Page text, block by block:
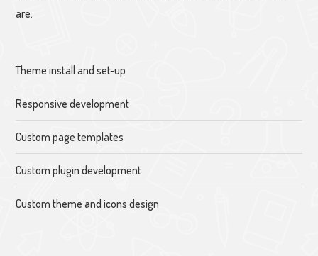
are:
Theme install and set-up
Responsive development
Custom page templates
Custom plugin development
Custom theme and icons design